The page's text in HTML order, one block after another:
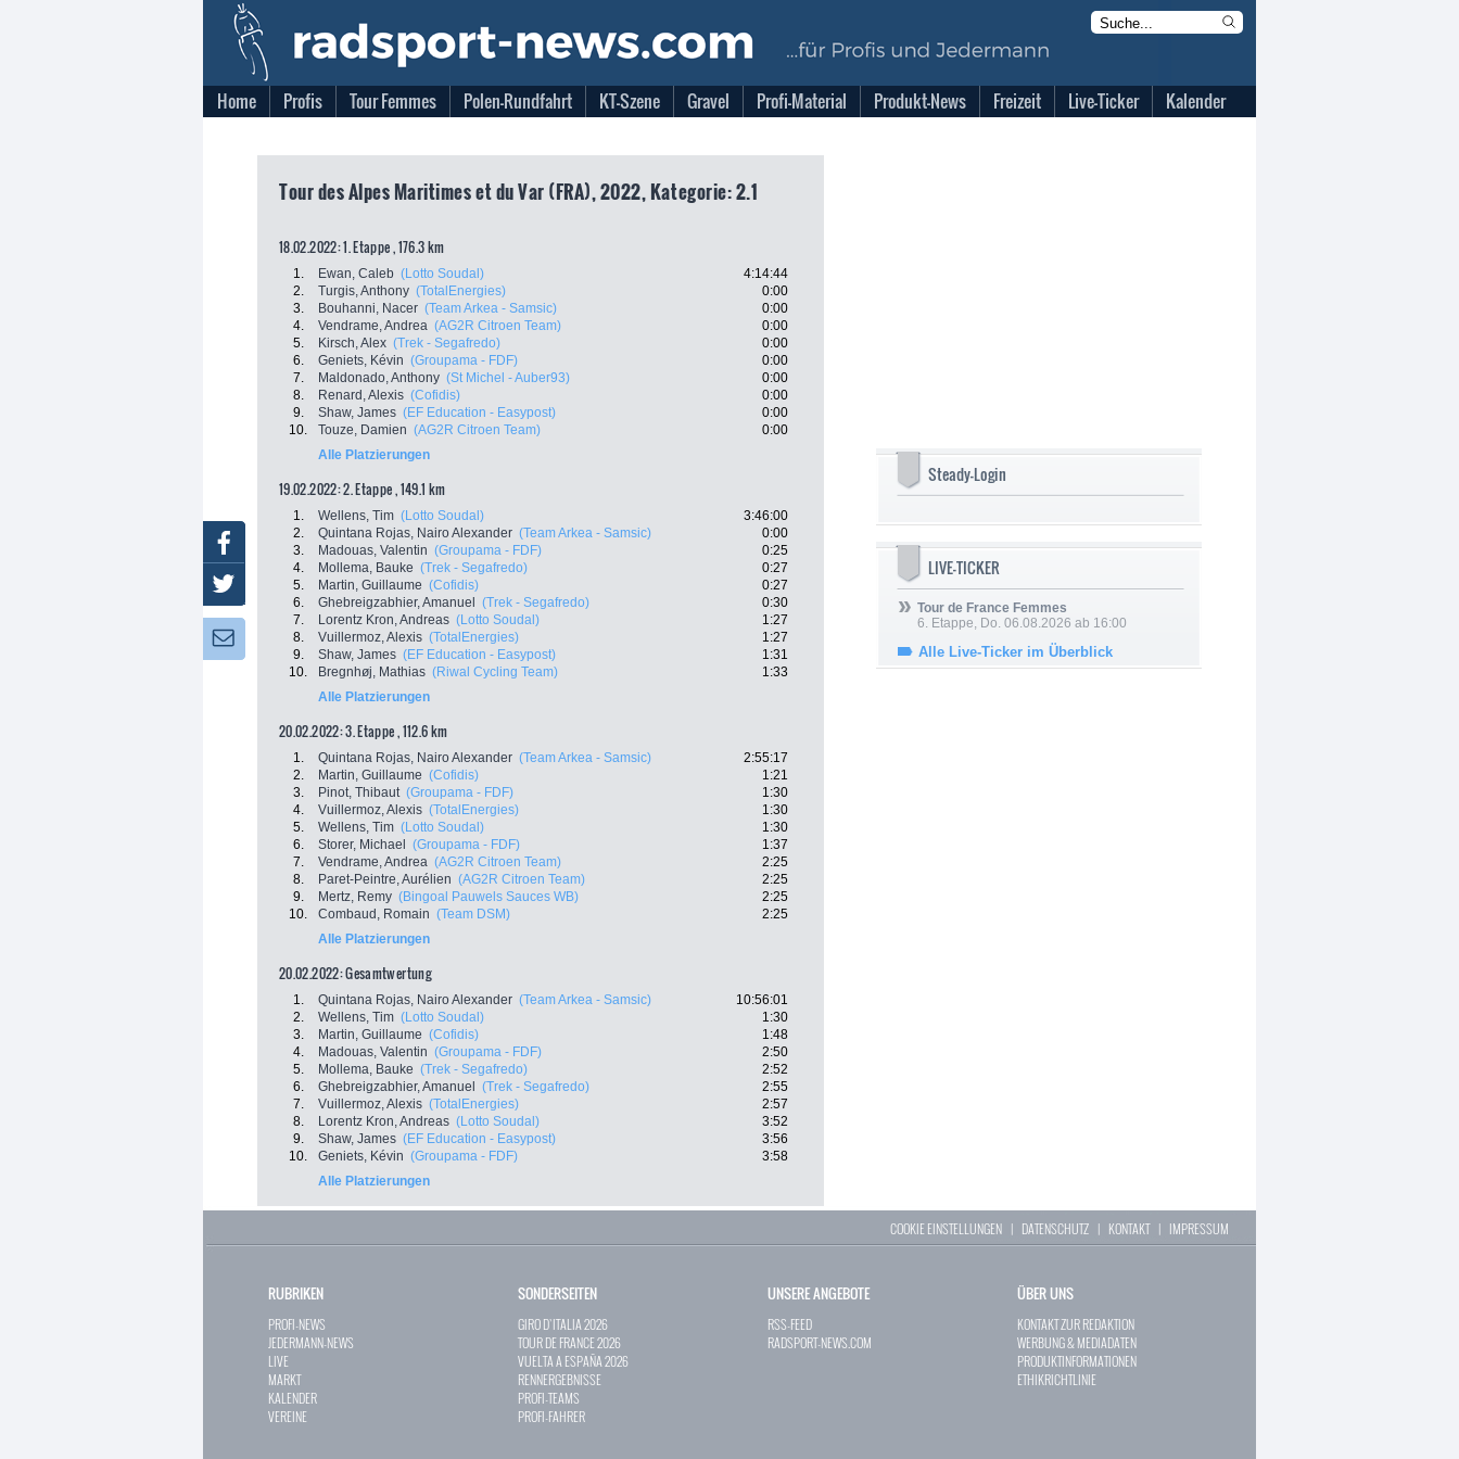
Home Profis Tour Femmes Polen-Rundfahrt KT-Szene Gravel Profi-Material Produkt-News Freizeit Live-Ticker Kalender
Tour des Alpes Maritimes et du Var (FRA), 2022, Kategorie: 2.1
18.02.2022: 1. Etappe , 176.3 km
1. Ewan, Caleb (Lotto Soudal)
4:14:44
2.
Turgis, Anthony (TotalEnergies)
0:00
3.
Bouhanni, Nacer (Team Arkea - Samsic)
0:00
4.
Vendrame, Andrea (AG2R Citroen Team)
0:00
5.
Kirsch, Alex (Trek - Segafredo)
0:00
6.
Geniets, Kévin (Groupama - FDF)
0:00
7.
Maldonado, Anthony (St Michel - Auber93)
0:00
8.
Renard, Alexis (Cofidis)
0:00
9.
Shaw, James (EF Education - Easypost)
0:00
10.
Touze, Damien (AG2R Citroen Team)
0:00
Alle Platzierungen
19.02.2022: 2. Etappe , 149.1 km
1. Wellens, Tim (Lotto Soudal)
3:46:00
2.
Quintana Rojas, Nairo Alexander (Team Arkea - Samsic)
0:00
3.
Madouas, Valentin (Groupama - FDF)
0:25
4.
Mollema, Bauke (Trek - Segafredo)
0:27
5.
Martin, Guillaume (Cofidis)
0:27
6.
Ghebreigzabhier, Amanuel (Trek - Segafredo)
0:30
7.
Lorentz Kron, Andreas (Lotto Soudal)
1:27
8.
Vuillermoz, Alexis (TotalEnergies)
1:27
9.
Shaw, James (EF Education - Easypost)
1:31
10.
Bregnhøj, Mathias (Riwal Cycling Team)
1:33
Alle Platzierungen
20.02.2022: 3. Etappe , 112.6 km
1. Quintana Rojas, Nairo Alexander (Team Arkea - Samsic)
2:55:17
2.
Martin, Guillaume (Cofidis)
1:21
3.
Pinot, Thibaut (Groupama - FDF)
1:30
4.
Vuillermoz, Alexis (TotalEnergies)
1:30
5.
Wellens, Tim (Lotto Soudal)
1:30
6.
Storer, Michael (Groupama - FDF)
1:37
7.
Vendrame, Andrea (AG2R Citroen Team)
2:25
8.
Paret-Peintre, Aurélien (AG2R Citroen Team)
2:25
9.
Mertz, Remy (Bingoal Pauwels Sauces WB)
2:25
10.
Combaud, Romain (Team DSM)
2:25
Alle Platzierungen
20.02.2022: Gesamtwertung
1. Quintana Rojas, Nairo Alexander (Team Arkea - Samsic)
10:56:01
2.
Wellens, Tim (Lotto Soudal)
1:30
3.
Martin, Guillaume (Cofidis)
1:48
4.
Madouas, Valentin (Groupama - FDF)
2:50
5.
Mollema, Bauke (Trek - Segafredo)
2:52
6.
Ghebreigzabhier, Amanuel (Trek - Segafredo)
2:55
7.
Vuillermoz, Alexis (TotalEnergies)
2:57
8.
Lorentz Kron, Andreas (Lotto Soudal)
3:52
9.
Shaw, James (EF Education - Easypost)
3:56
10.
Geniets, Kévin (Groupama - FDF)
3:58
Alle Platzierungen
Steady-Login
LIVE-TICKER
Tour de France Femmes
6. Etappe, Do. 06.08.2026 ab 16:00
Alle Live-Ticker im Überblick
Facebook
Twitter
Newsletter:
COOKIE EINSTELLUNGEN | DATENSCHUTZ | KONTAKT| IMPRESSUM
RUBRIKEN
PROFI-NEWS
JEDERMANN-NEWS
LIVE
MARKT
KALENDER
VEREINE
SONDERSEITEN
GIRO D`ITALIA 2026
TOUR DE FRANCE 2026
VUELTA A ESPAÑA 2026
RENNERGEBNISSE
PROFI-TEAMS
PROFI-FAHRER
UNSERE ANGEBOTE
RSS-FEED
RADSPORT-NEWS.COM
ÜBER UNS
KONTAKT ZUR REDAKTION
WERBUNG & MEDIADATEN
PRODUKTINFORMATIONEN
ETHIKRICHTLINIE